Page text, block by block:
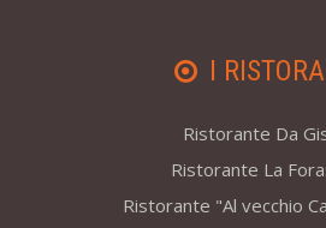
I
Ristorante Da
Ristorante La
Ristorante "Al vecchio